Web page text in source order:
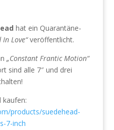
hat ein Quarantäne-
In Love“veröffentlicht.
„Constant Frantic Motion“
sind alle 7″ und drei
kaufen:
products/suedehead-
7-inch